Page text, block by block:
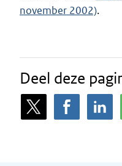
november 2002).
Deel deze